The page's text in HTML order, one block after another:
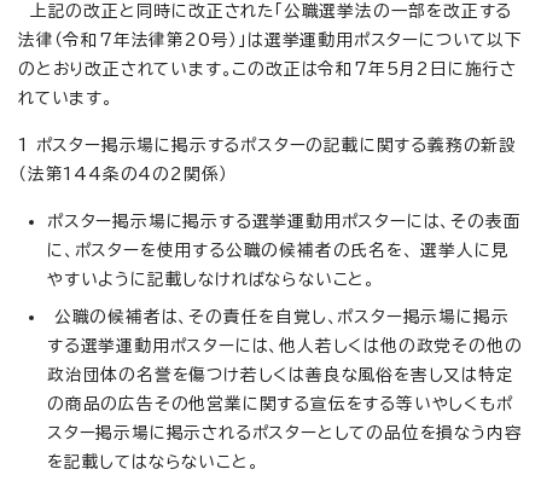
上記の改正と同時に改正された「公職選挙法の一部を改正する
法律（令和7年法律第20号）」は選挙運動用ポスターについて以下
のとおり改正されています。この改正は令和7年5月2日に施行さ
れています。
1 ポスター掲示場に掲示するポスターの記載に関する義務の新設
（法第144条の4の2関係）
ポスター掲示場に掲示する選挙運動用ポスターには、その表面
に、ポスターを使用する公職の候補者の氏名を、 選挙人に見
やすいように記載しなければならないこと。
公職の候補者は、その責任を自覚し、ポスター掲示場に掲示
する選挙運動用ポスターには、他人若しくは他の政党その他の
政治団体の名誉を傷つけ若しくは善良な風俗を害し又は特定
の商品の広告その他営業に関する宣伝をする等いやしくもポ
スター掲示場に掲示されるポスターとしての品位を損なう内容
を記載してはならないこと。